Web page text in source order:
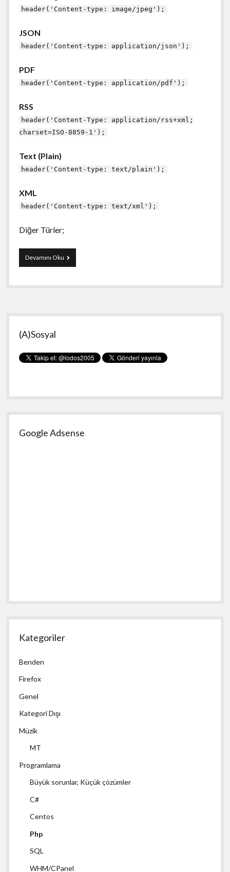
header('Content-type: image/jpeg');
JSON
header('Content-type: application/json');
PDF
header('Content-type: application/pdf');
RSS
header('Content-Type: application/rss+xml;
charset=ISO-8859-1');
Text (Plain)
header('Content-type: text/plain');
XML
header('Content-type: text/xml');
Diğer Türler;
Devamını OkuPhp’de
Mime
Yan
Menü
(A)Sosyal
Google Adsense
Kategoriler
Benden
Firefox
Genel
Kategori Dışı
Müzik
MT
Programlama
Büyük sorunlar, Küçük çözümler
C#
Centos
Php
SQL
WHM/CPanel